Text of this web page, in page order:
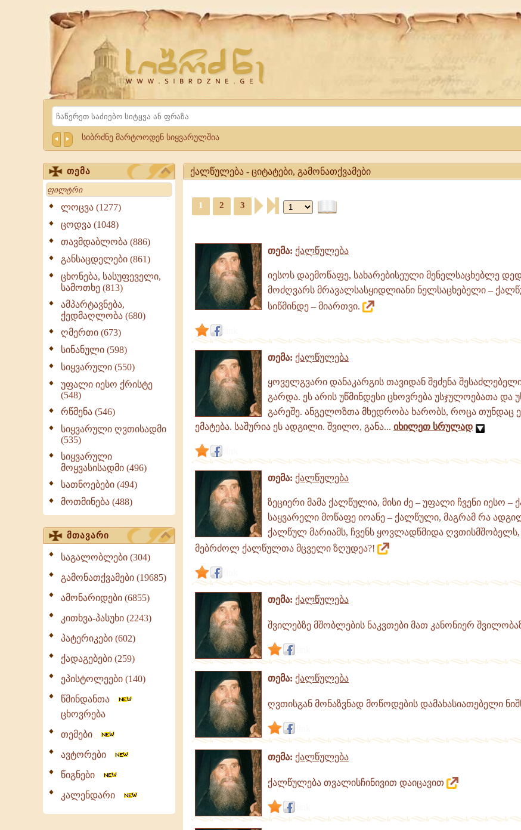
Website
Sibrdzne.ge
Search
სიბრძნე მარტოოდენ სიყვარულშია
თემა
Search
ლოცვა (1277)
ცოდვა (1048)
თავმდაბლობა (886)
განსაცდელები (861)
ცხონება, სასუფეველი,
სამოთხე (813)
ამპარტავნება,
ქედმაღლობა (680)
ღმერთი (673)
სინანული (598)
სიყვარული (550)
უფალი იესო ქრისტე
(548)
რწმენა (546)
სიყვარული ღვთისადმი
(535)
სიყვარული
მოყვასისადმი (496)
სათნოებები (494)
მოთმინება (488)
მთავარი
საგალობლები (304)
გამონათქვამები (19685)
ამონარიდები (6855)
კითხვა-პასუხი (2243)
პატერიკები (602)
ქადაგებები (259)
ეპისტოლეები (140)
წმინდანთა
ცხოვრება
თემები
ავტორები
წიგნები
კალენდარი
ქალწულება - ციტატები, გამონათქვამები
ციტატები,
გამონათქვამები,
ციტატები
გამონათქვამები
1 2 3
თემა: ქალწულება
იესოს დაემოწაფე, სახარებისეული მენელსაცხებლე
მოძღვარს მრავალსასყიდლიანი ნელსაცხებელი –
სიწმინდე – მიართვი.
თემა: ქალწულება
ყოველგვარი დანაკარგის თავიდან შეძენა
გარდა. ეს არის უწმინდესი ცხოვრება უსჯულოებათა და
გარეშე. ანგელოზთა მხედრობა ხარობს, როცა თუნდაც
ემატება. საშურია ეს ადგილი. შვილო, განა... იხილეთ სრულად
თემა: ქალწულება
ზეციერი მამა ქალწულია, მისი ძე – უფალი ჩვენი იესო –
საყვარელი მოწაფე იოანე – ქალწული, მაგრამ რა
ქალწულ მარიამს, ჩვენს ყოვლადწმიდა
მებრძოლ ქალწულთა მცველი ზღუდეა?!
თემა: ქალწულება
შვილებზე მშობლების ნაკვთები მათ კანონიერ
თემა: ქალწულება
ღვთისგან მონაზვნად მოწოდების დამახასიათებელი
თემა: ქალწულება
ქალწულება თვალისჩინივით დაიცავით